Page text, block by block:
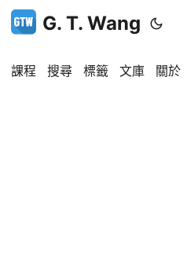
G. T. Wang
課程 搜尋 標籤 文庫 關於